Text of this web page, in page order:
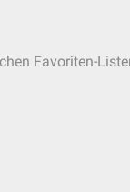
Favoriten-